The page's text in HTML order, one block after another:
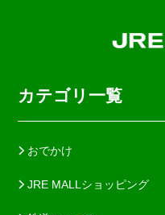
カテゴリ一覧
おでかけ
JRE MALLショッピング